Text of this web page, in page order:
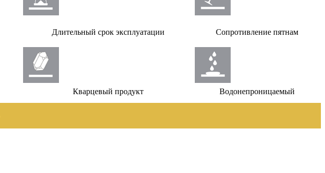
Длительный срок эксплуатации Сопротивление пятнам
Кварцевый продукт Водонепроницаемый